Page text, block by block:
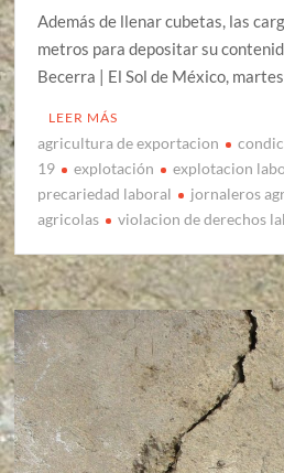
Además de llenar cubetas, las
metros para depositar su
Becerra | El Sol de México,
LEER MÁS
agricultura de exportacion
19
explotación explotacion
precariedad laboral
jornaleros
agricolas
violacion de derechos